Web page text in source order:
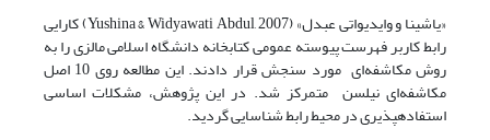
«یاشینا و وایدیواتی عبدل» (Yushina & Widyawati Abdul, 2007) کارایی
رابط کاربر فهرست پیوسته عمومی کتابخانه دانشگاه اسلامی مالزی را به
روش مکاشفه‌ای مورد سنجش قرار دادند. این مطالعه روی 10 اصل
مکاشفه‌ای نیلسن متمرکز شد. در این پژوهش، مشکلات اساسی
استفاده‎پذیری در محیط رابط شناسایی گردید.